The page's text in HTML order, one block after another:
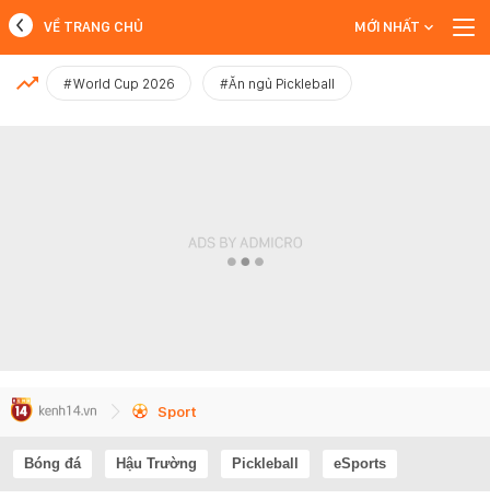
MỚI NHẤT
VỀ TRANG CHỦ MỚI NHẤT
#World Cup 2026 #Ăn ngủ Pickleball
Sport
Bóng đá Hậu Trường Pickleball eSports